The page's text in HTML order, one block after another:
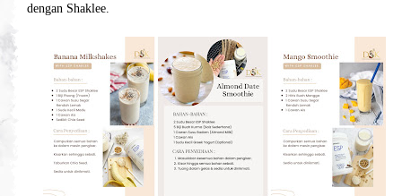
dengan Shaklee.